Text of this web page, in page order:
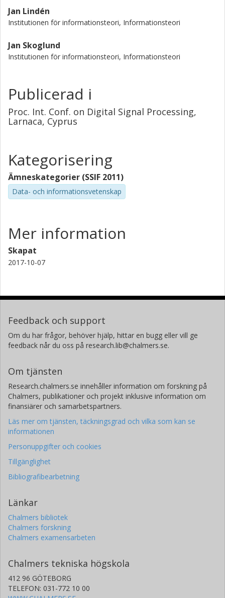
Jan Lindén
Institutionen för informationsteori, Informationsteori
Jan Skoglund
Institutionen för informationsteori, Informationsteori
Publicerad i
Proc. Int. Conf. on Digital Signal Processing,
Larnaca, Cyprus
Kategorisering
Ämneskategorier (SSIF 2011)
Data- och informationsvetenskap
Mer information
Skapat
2017-10-07
Feedback och support
Om du har frågor, behöver hjälp, hittar en bugg eller vill ge
feedback når du oss på research.lib@chalmers.se.
Om tjänsten
Research.chalmers.se innehåller information om forskning på
Chalmers, publikationer och projekt inklusive information om
finansiärer och samarbetspartners.
Läs mer om tjänsten, täckningsgrad och vilka som kan se
informationen
Personuppgifter och cookies
Tillgänglighet
Bibliografibearbetning
Länkar
Chalmers bibliotek
Chalmers forskning
Chalmers examensarbeten
Chalmers tekniska högskola
412 96 GÖTEBORG
TELEFON: 031-772 10 00